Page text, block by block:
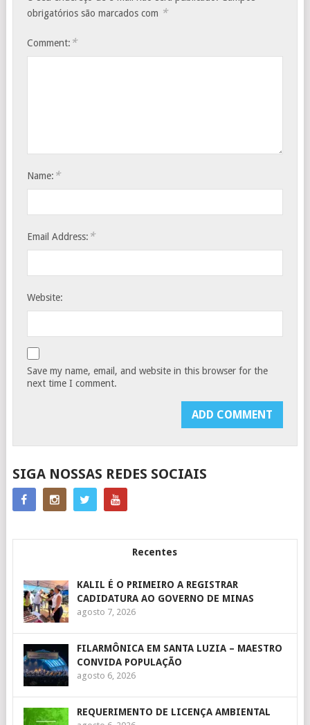
obrigatórios são marcados com *
Comment: *
Name: *
Email Address: *
Website:
Save my name, email, and website in this browser for the
next time I comment.
SIGA NOSSAS REDES SOCIAIS
Recentes
KALIL É O PRIMEIRO A REGISTRAR
CADIDATURA AO GOVERNO DE MINAS
agosto 7, 2026
FILARMÔNICA EM SANTA LUZIA – MAESTRO
CONVIDA POPULAÇÃO
agosto 6, 2026
REQUERIMENTO DE LICENÇA AMBIENTAL